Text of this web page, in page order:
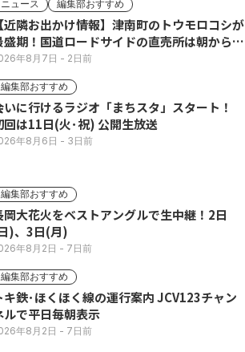
ニュース 編集部おすすめ
【近隣お出かけ情報】津南町のトウモロコシが
盛期！国道ロードサイドの直売所は朝から長
列年8月7日 - 2日前
編集部おすすめ
いに行けるラジオ「まちスタ」スタート！
回は11日(火･祝) 公開生放送
年8月6日 - 3日前
編集部おすすめ
岡大花火をベストアングルで生中継！2日
)、3日(月)
年8月2日 - 7日前
編集部おすすめ
キ鉄･ほくほく線の運行案内 JCV123チャン
ルで平日毎朝表示
年8月2日 - 7日前